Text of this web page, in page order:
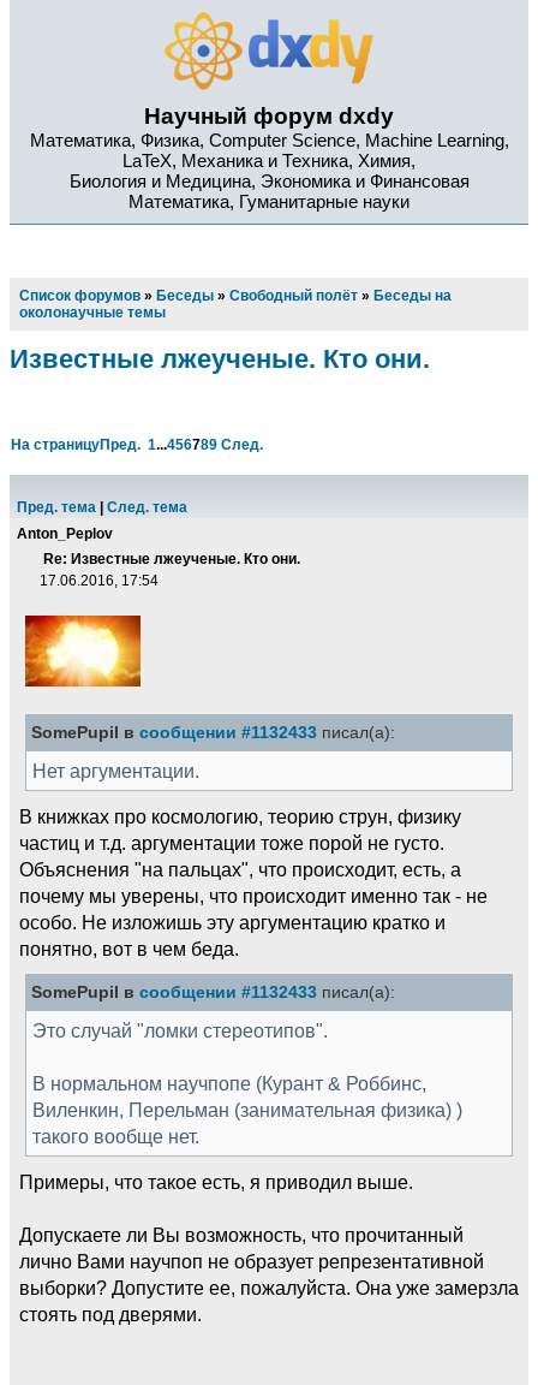
Научный форум dxdy
Математика, Физика, Computer Science, Machine Learning,
LaTeX, Механика и Техника, Химия,
Биология и Медицина, Экономика и Финансовая
Математика, Гуманитарные науки
Список форумов » Беседы » Свободный полёт » Беседы на
околонаучные темы
Известные лжеученые. Кто они.
На страницуПред. 1...456789 След.
Пред. тема
След. тема
Anton_Peplov
Re: Известные лжеученые. Кто они.
17.06.2016, 17:54
SomePupil в сообщении #1132433 писал(а):
Нет аргументации.
В книжках про космологию, теорию струн, физику
частиц и т.д. аргументации тоже порой не густо.
Объяснения "на пальцах", что происходит, есть, а
почему мы уверены, что происходит именно так - не
особо. Не изложишь эту аргументацию кратко и
понятно, вот в чем беда.
SomePupil в сообщении #1132433 писал(а):
Это случай "ломки стереотипов".
В нормальном научпопе (Курант & Роббинс,
Виленкин, Перельман (занимательная физика) )
такого вообще нет.
Примеры, что такое есть, я приводил выше.
Допускаете ли Вы возможность, что прочитанный
лично Вами научпоп не образует репрезентативной
выборки? Допустите ее, пожалуйста. Она уже замерзла
стоять под дверями.